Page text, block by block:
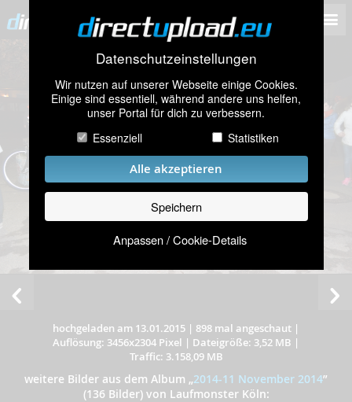
Datenschutzeinstellungen
Wir nutzen auf unserer Webseite einige Cookies.
Einige sind essentiell, während andere uns helfen,
unser Portal für dich zu verbessern.
Essenziell
Statistiken
Alle akzeptieren
Speichern
Anpassen / Cookie-Details
hochgeladen am 13.01.2015 | 898 mal angeschaut |
Auflösung: 3456x2304 Pixel | Dateigröße: 3,52 MB |
Traffic: 3.158,09 MB
weitere Bilder aus dem Album „2014-11 November 2014”
(136 Bilder) von Laufmonster Köln: